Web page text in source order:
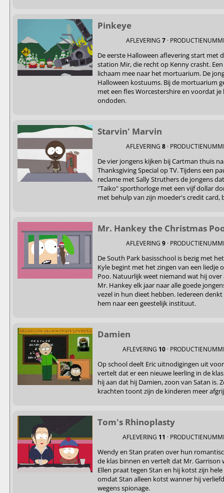
Pinkeye
AFLEVERING 7 ·
De eerste Halloween aflevering start met
station Mir, die recht op Kenny crasht.
lichaam mee naar het mortuarium. De
Halloween kostuums. Bij de mortuarium
met een fles Worcestershire en voordat
ondoden.
Starvin' Marvin
AFLEVERING 8 ·
De vier jongens kijken bij Cartman thuis
Thanksgiving Special op TV. Tijdens een
reclame met Sally Struthers de jongens
"Taiko" sporthorloge met een vijf dollar
met behulp van zijn moeder's credit card,
Mr. Hankey the Christmas
AFLEVERING 9 ·
De South Park basisschool is bezig met
Kyle begint met het zingen van een liedje
Poo. Natuurlijk weet niemand wat hij
Mr. Hankey elk jaar naar alle goede
vezel in hun dieet hebben. Iedereen
hem naar een geestelijk instituut.
Damien
AFLEVERING 10 ·
Op school deelt Eric uitnodigingen uit
vertelt dat er een nieuwe leerling in de
hij aan dat hij Damien, zoon van Satan is.
krachten toont zijn de kinderen meer
Tom's Rhinoplasty
AFLEVERING 11 ·
Wendy en Stan praten over hun
de klas binnen en vertelt dat Mr. Garrison
Ellen praat tegen Stan en hij kotst zijn
omdat Stan alleen kotst wanner hij
wegens spionage.